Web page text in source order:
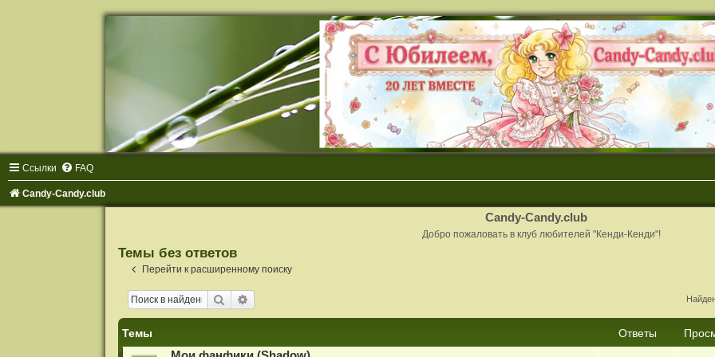
Ссылки FAQ
Candy-Candy.club
Candy-Candy.club
Добро пожаловать в клуб любителей "Кенди-Кенди"!
Темы без ответов
Перейти к расширенному поиску
Поиск
Темы Ответы